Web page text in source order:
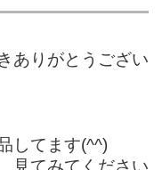
ありがとうござい
してます(^^)
見てみてください